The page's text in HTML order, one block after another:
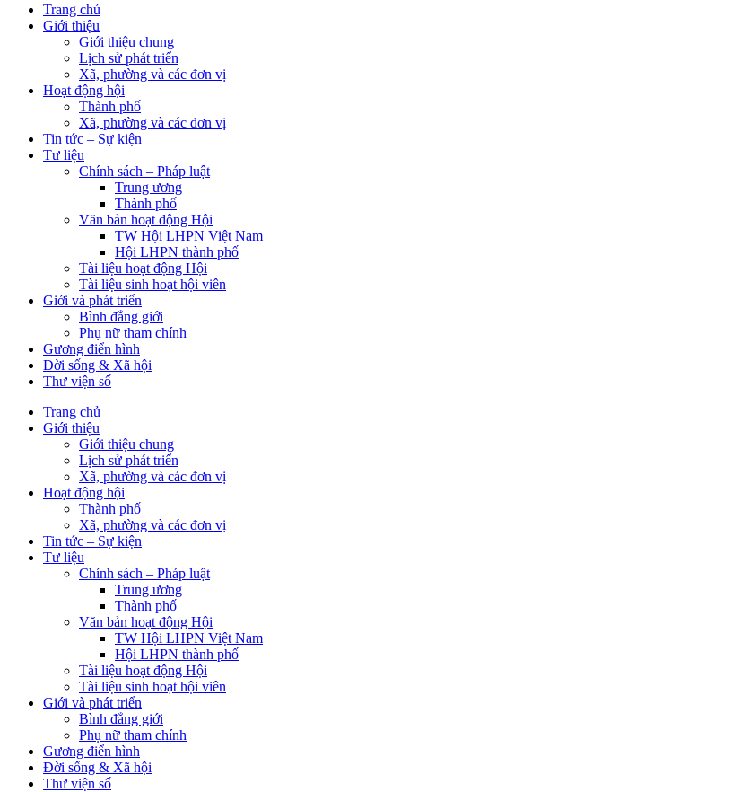
Trang chủ
Giới thiệu
Giới thiệu chung
Lịch sử phát triển
Xã, phường và các đơn vị
Hoạt động hội
Thành phố
Xã, phường và các đơn vị
Tin tức – Sự kiện
Tư liệu
Chính sách – Pháp luật
Trung ương
Thành phố
Văn bản hoạt động Hội
TW Hội LHPN Việt Nam
Hội LHPN thành phố
Tài liệu hoạt động Hội
Tài liệu sinh hoạt hội viên
Giới và phát triển
Bình đẳng giới
Phụ nữ tham chính
Gương điển hình
Đời sống & Xã hội
Thư viện số
Trang chủ
Giới thiệu
Giới thiệu chung
Lịch sử phát triển
Xã, phường và các đơn vị
Hoạt động hội
Thành phố
Xã, phường và các đơn vị
Tin tức – Sự kiện
Tư liệu
Chính sách – Pháp luật
Trung ương
Thành phố
Văn bản hoạt động Hội
TW Hội LHPN Việt Nam
Hội LHPN thành phố
Tài liệu hoạt động Hội
Tài liệu sinh hoạt hội viên
Giới và phát triển
Bình đẳng giới
Phụ nữ tham chính
Gương điển hình
Đời sống & Xã hội
Thư viện số